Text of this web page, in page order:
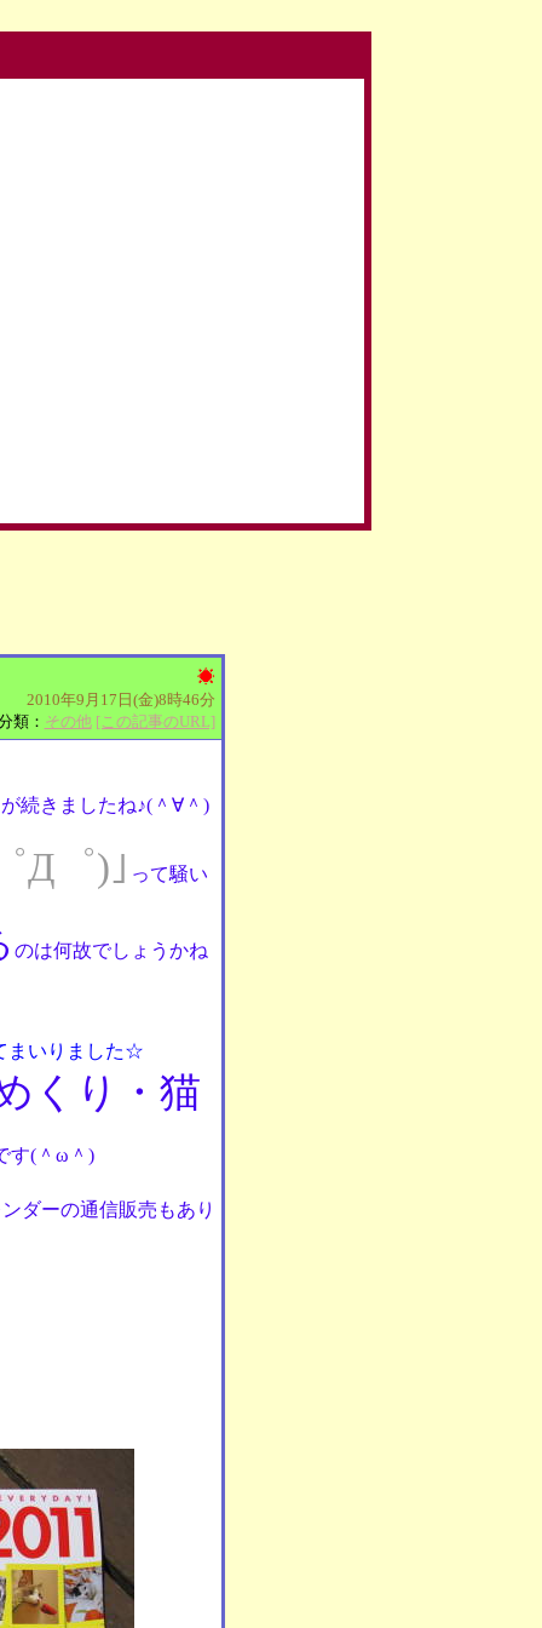
2010年9月17日(金)8時46分
類： その他 [この記事のURL]
続きましたね♪(＾∀＾)
Д゜)｣ って騒い
のは何故でしょうかね
まいりました☆
くり・猫
す(＾ω＾)
ダーの通信販売もあり